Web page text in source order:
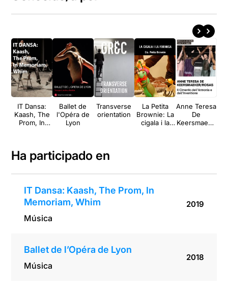
IT Dansa:
Kaash, The
Prom, In
Ballet de
l'Opéra de
Lyon
Transverse
orientation
La Petita
Brownie: La
cigala i la
Anne Teresa
De
Keersmaeke
Ha participado en
IT Dansa: Kaash, The Prom, In
Memoriam, Whim
Música
2019
Ballet de l’Opéra de Lyon
Música
2018